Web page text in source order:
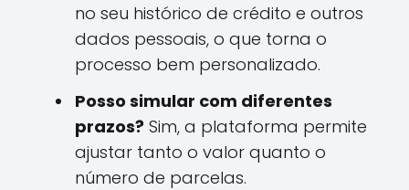
no seu histórico de crédito e outros
dados pessoais, o que torna o
processo bem personalizado.
Posso simular com diferentes
prazos? Sim, a plataforma permite
ajustar tanto o valor quanto o
número de parcelas.